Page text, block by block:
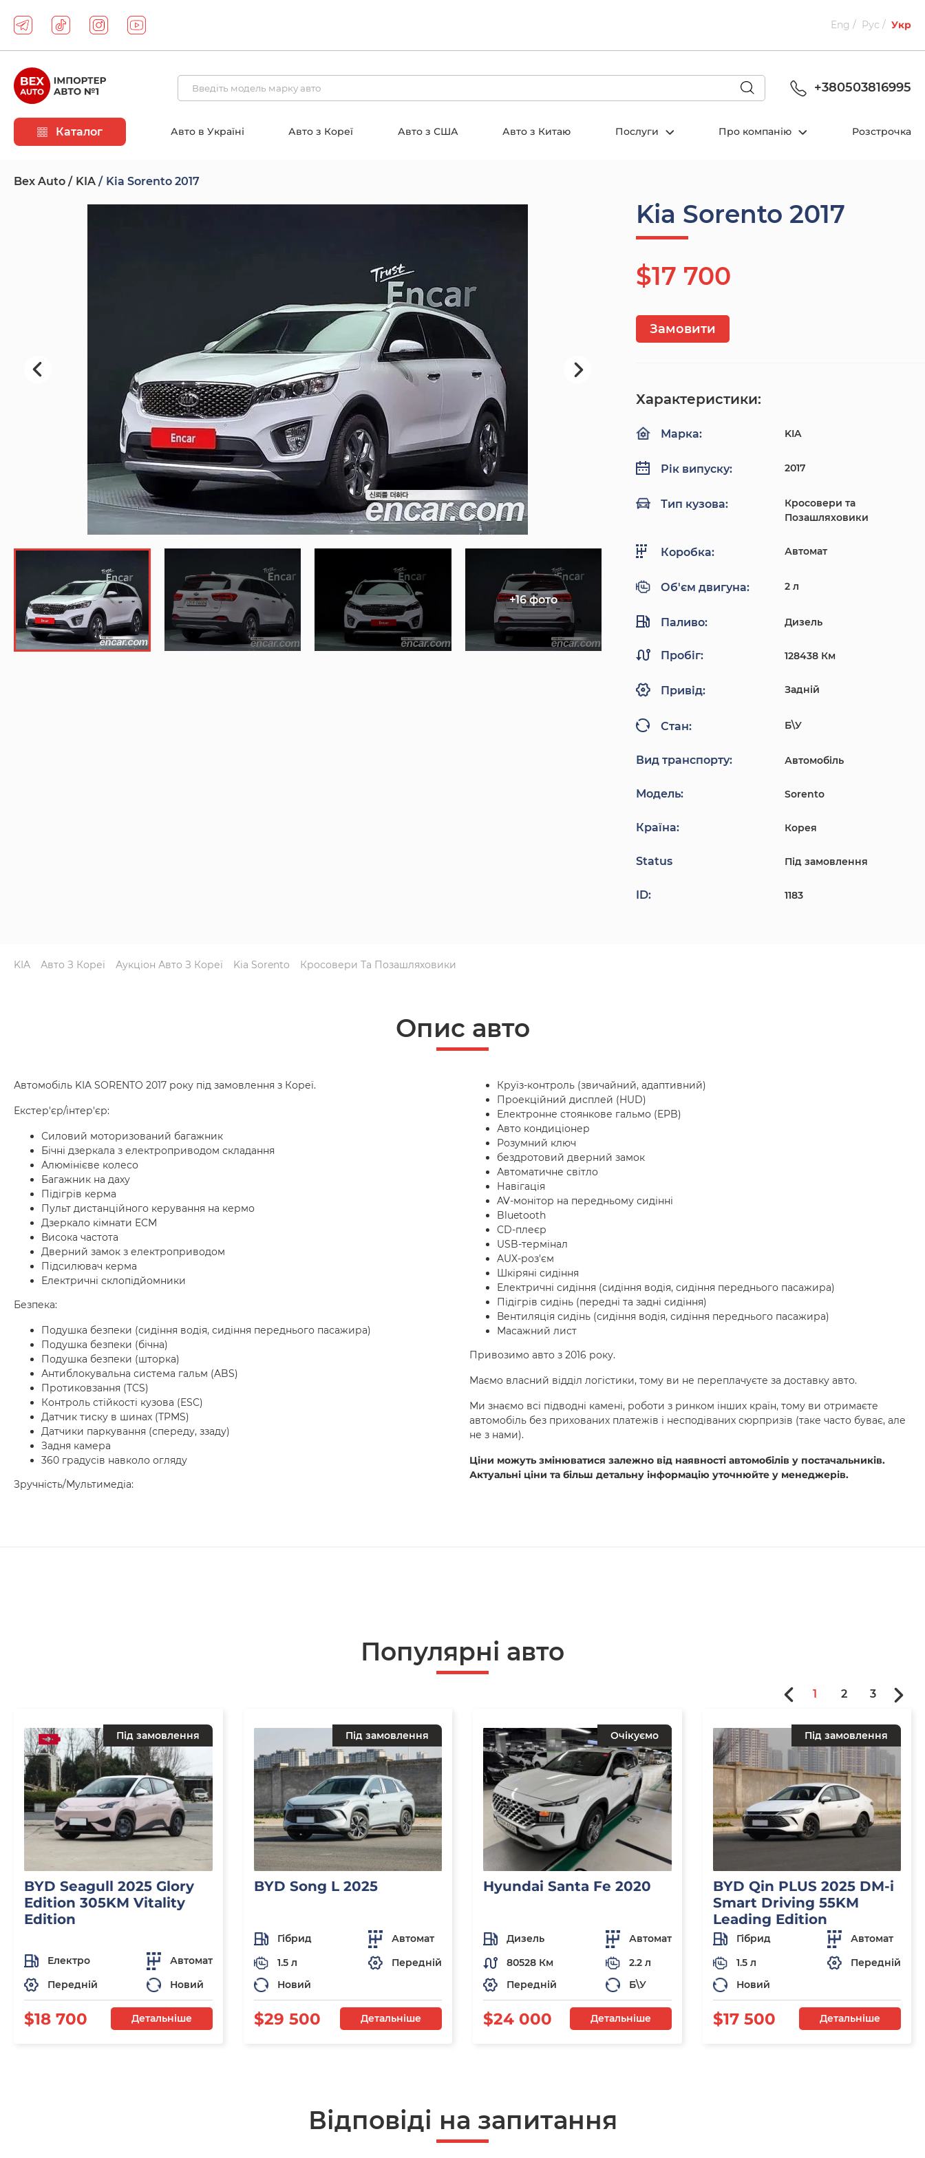
Eng Рус Укр
+380503816995
Каталог Авто в Україні Авто з Кореї Авто з США Авто з Китаю Послуги Про компанію Розстрочка
Bex Auto KIA Kia Sorento 2017
Kia Sorento 2017
$17 700
+16 фото
Замовити
Характеристики:
Марка: KIA
Рік випуску: 2017
Тип кузова:
Кросовери та
Позашляховики
Коробка: Автомат
Об'єм двигуна: 2 л
Паливо: Дизель
Пробіг: 128438 Км
Привід: Задній
Стан: Б\У
Вид транспорту: Автомобіль
Модель: Sorento
Країна: Корея
Status Під замовлення
ID: 1183
KIA Авто З Кореї Аукціон Авто З Кореї Kia Sorento Кросовери Та Позашляховики
Опис авто
Автомобіль KIA SORENTO 2017 року під замовлення з Кореї.
Екстер'єр/інтер'єр:
Силовий моторизований багажник
Бічні дзеркала з електроприводом складання
Алюмінієве колесо
Багажник на даху
Підігрів керма
Пульт дистанційного керування на кермо
Дзеркало кімнати ECM
Висока частота
Дверний замок з електроприводом
Підсилювач керма
Електричні склопідйомники
Безпека:
Подушка безпеки (сидіння водія, сидіння переднього пасажира)
Подушка безпеки (бічна)
Подушка безпеки (шторка)
Антиблокувальна система гальм (ABS)
Протиковзання (TCS)
Контроль стійкості кузова (ESC)
Датчик тиску в шинах (TPMS)
Датчики паркування (спереду, ззаду)
Задня камера
360 градусів навколо огляду
Зручність/Мультимедіа:
Круїз-контроль (звичайний, адаптивний)
Проекційний дисплей (HUD)
Електронне стоянкове гальмо (EPB)
Авто кондиціонер
Розумний ключ
бездротовий дверний замок
Автоматичне світло
Навігація
AV-монітор на передньому сидінні
Bluetooth
CD-плеєр
USB-термінал
AUX-роз'єм
Шкіряні сидіння
Електричні сидіння (сидіння водія, сидіння переднього пасажира)
Підігрів сидінь (передні та задні сидіння)
Вентиляція сидінь (сидіння водія, сидіння переднього пасажира)
Масажний лист
Привозимо авто з 2016 року.
Маємо власний відділ логістики, тому ви не переплачуєте за доставку авто.
Ми знаємо всі підводні камені, роботи з ринком інших країн, тому ви отримаєте
автомобіль без прихованих платежів і несподіваних сюрпризів (таке часто буває, але
не з нами).
Ціни можуть змінюватися залежно від наявності автомобілів у постачальників.
Актуальні ціни та більш детальну інформацію уточнюйте у менеджерів.
Популярнi авто
Під замовлення
BYD Seagull 2025 Glory
Edition 305KM Vitality
Edition
Електро
Автомат
Передній
Новий
$18 700 Детальніше
Під замовлення
BYD Song L 2025
Гібрид
Автомат
1.5 л
Передній
Новий
$29 500 Детальніше
Очікуємо
Hyundai Santa Fe 2020
Дизель
Автомат
80528 Км
2.2 л
Передній
Б\У
$24 000 Детальніше
Під замовлення
BYD Qin PLUS 2025 DM-i
Smart Driving 55KM
Leading Edition
Гібрид
Автомат
1.5 л
Передній
Новий
$17 500 Детальніше
1 2 3
Відповіді на запитання